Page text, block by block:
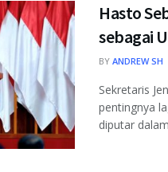
Hasto
sebagai
BY ANDREW SH
Sekretaris
pentingnya
diputar